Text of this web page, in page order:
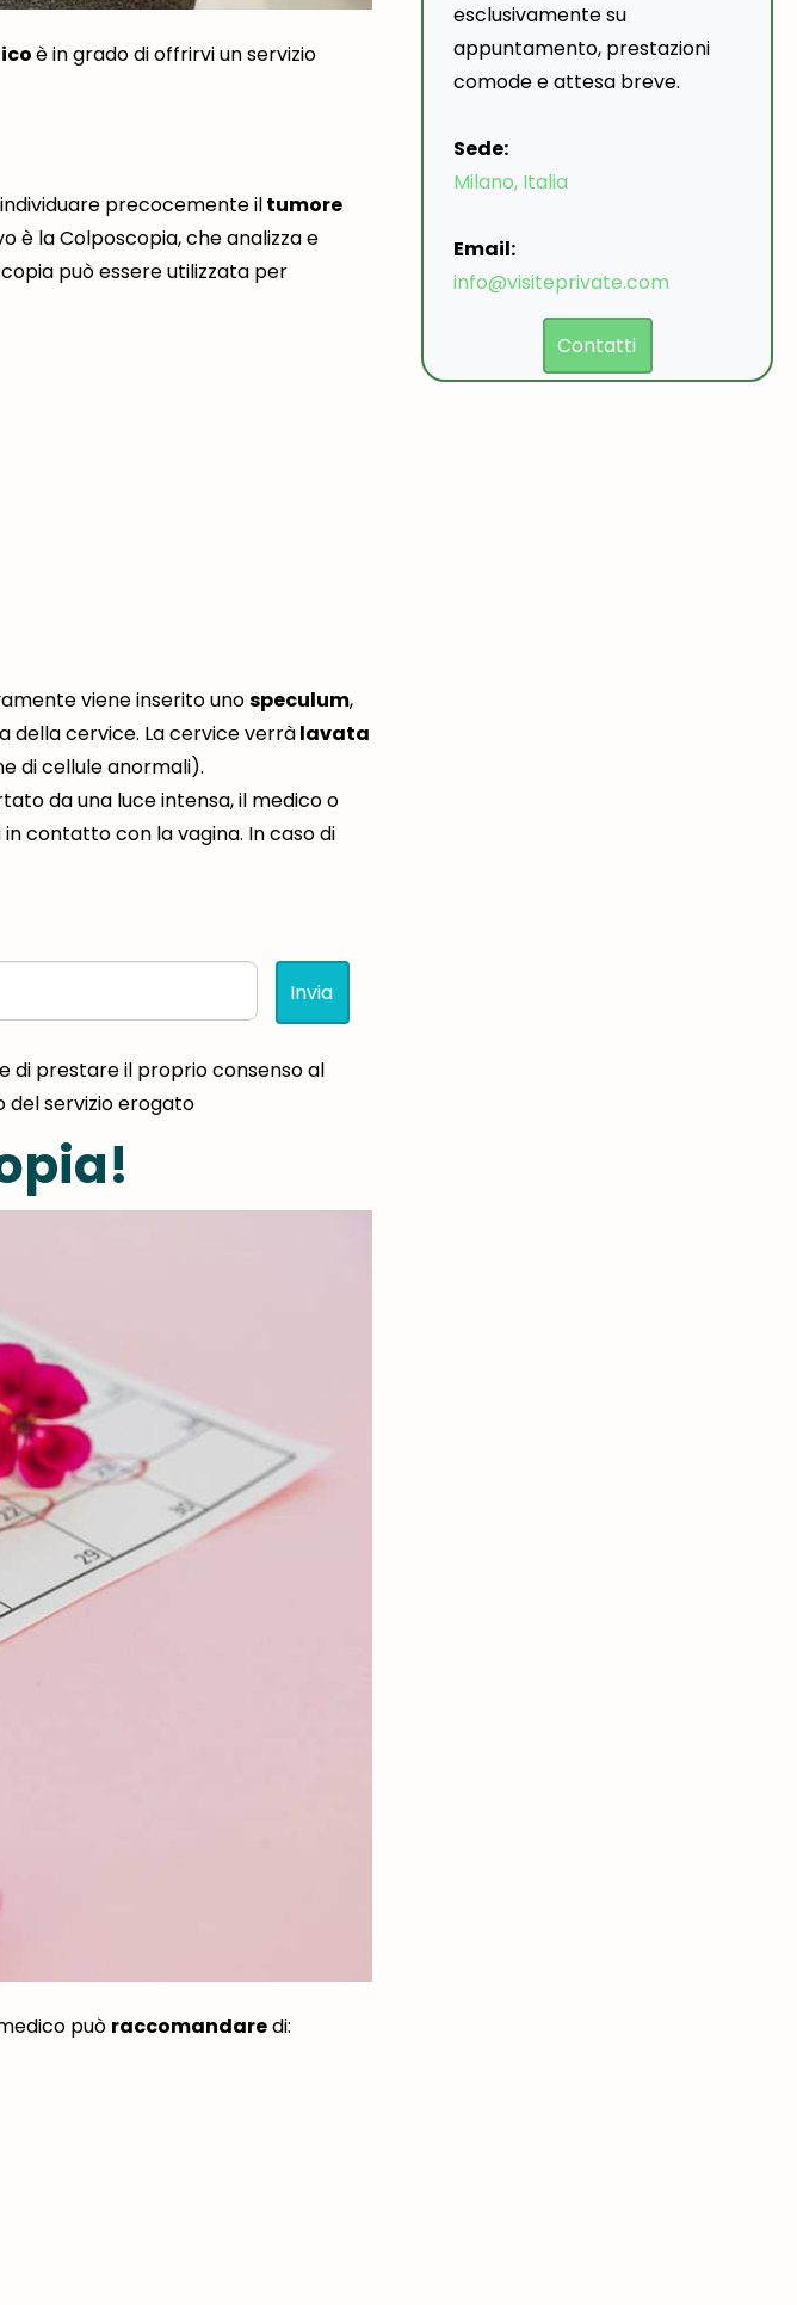
è in grado di offrirvi un servizio
precocemente iltumore
è la Colposcopia, che analizza e
può essere utilizzata per
viene inserito unospeculum,
della cervice. La cervice verràlavata
di cellule anormali).
da una luce intensa, il medico o
contatto con la vagina. In caso di
di prestare il proprio consenso al
del servizio erogato
può raccomandaredi:
esclusivamente su
appuntamento, prestazioni
comode e attesa breve.
Sede:
Milano, Italia
Email:
info@visiteprivate.com
Contatti